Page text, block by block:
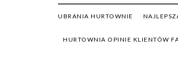
UBRANIA HURTOWNIE
HURTOWNIA OPINIE KLIENTÓW